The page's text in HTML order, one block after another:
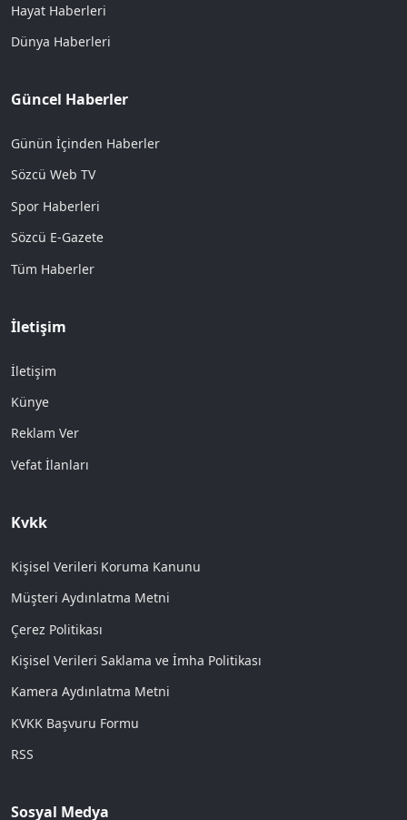
Hayat Haberleri
Dünya Haberleri
Güncel Haberler
Günün İçinden Haberler
Sözcü Web TV
Spor Haberleri
Sözcü E-Gazete
Tüm Haberler
İletişim
İletişim
Künye
Reklam Ver
Vefat İlanları
Kvkk
Kişisel Verileri Koruma Kanunu
Müşteri Aydınlatma Metni
Çerez Politikası
Kişisel Verileri Saklama ve İmha Politikası
Kamera Aydınlatma Metni
KVKK Başvuru Formu
RSS
Sosyal Medya